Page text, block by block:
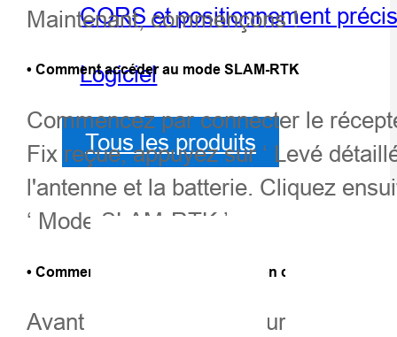
CORS et positionnement
Logiciel
Tous les produits
Maintenant, commençons !
• Comment accéder au mode SLAM-RTK
Commencez par connecter le
Fix reçue, appuyez sur ‘ Levé
l'antenne et la batterie. Cliquez
‘ Mode SLAM-RTK ’.
• Comment effectuer une initialisation correcte (trajet
Avant l'initialisation, assurez-vous